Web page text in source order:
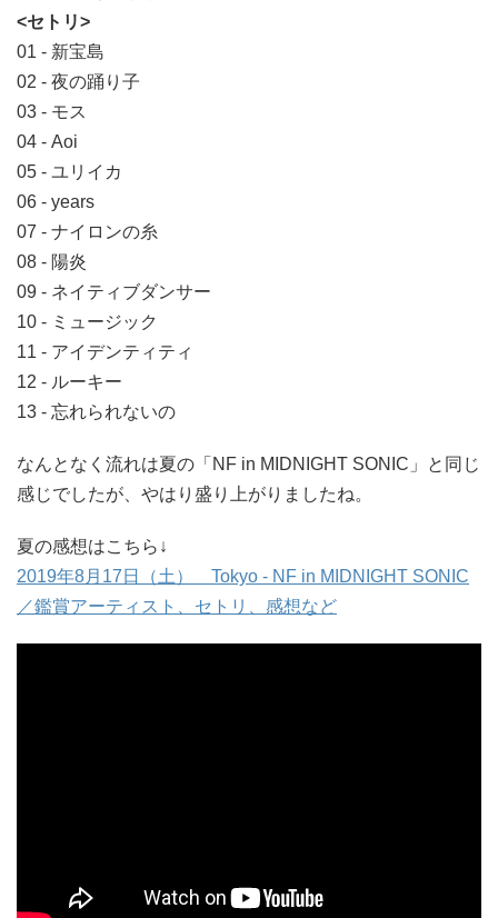
<セトリ>
01 - 新宝島
02 - 夜の踊り子
03 - モス
04 - Aoi
05 - ユリイカ
06 - years
07 - ナイロンの糸
08 - 陽炎
09 - ネイティブダンサー
10 - ミュージック
11 - アイデンティティ
12 - ルーキー
13 - 忘れられないの
なんとなく流れは夏の「NF in MIDNIGHT SONIC」と同じ
感じでしたが、やはり盛り上がりましたね。
夏の感想はこちら↓
2019年8月17日（土） Tokyo - NF in MIDNIGHT SONIC
／鑑賞アーティスト、セトリ、感想など